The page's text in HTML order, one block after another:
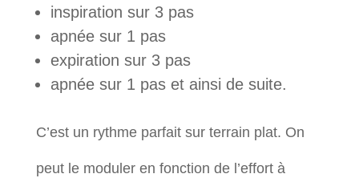
inspiration sur 3 pas
apnée sur 1 pas
expiration sur 3 pas
apnée sur 1 pas et ainsi de suite.
C’est un rythme parfait sur terrain plat. On
peut le moduler en fonction de l’effort à